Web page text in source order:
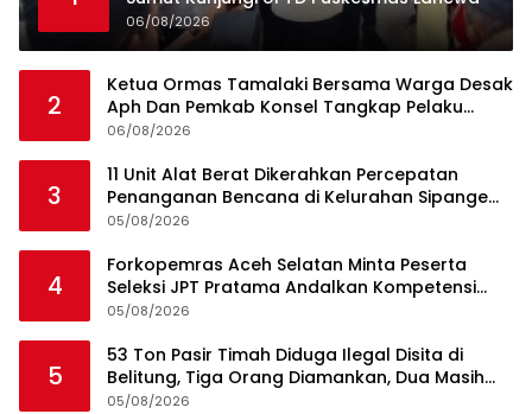
06/08/2026
2
Ketua Ormas Tamalaki Bersama Warga Desak
Aph Dan Pemkab Konsel Tangkap Pelaku
Angkut Cangkang Sawit Overload, Truk PT KAP
06/08/2026
3
11 Unit Alat Berat Dikerahkan Percepatan
Penanganan Bencana di Kelurahan Sipange
Kecamatan Tukka
05/08/2026
4
Forkopemras Aceh Selatan Minta Peserta
Seleksi JPT Pratama Andalkan Kompetensi
dan Integritas, Bukan Kedekatan
05/08/2026
5
53 Ton Pasir Timah Diduga Ilegal Disita di
Belitung, Tiga Orang Diamankan, Dua Masih
Diburu
05/08/2026